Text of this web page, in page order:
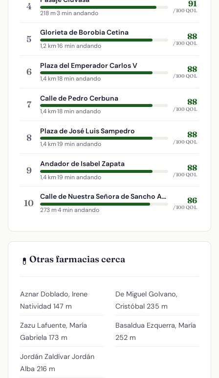
4
218 m·3 min andando
91
/100 QOL
5
Glorieta de Borobia Cetina
1,2 km·16 min andando
88
/100 QOL
6
Plaza del Emperador Carlos V
1,4 km·18 min andando
88
/100 QOL
7
Calle de Pedro Cerbuna
1,4 km·18 min andando
88
/100 QOL
8
Plaza de José Luis Sampedro
1,4 km·19 min andando
88
/100 QOL
9
Andador de Isabel Zapata
1,4 km·19 min andando
88
/100 QOL
10
Calle de Nuestra Señora de Sancho Abarca
273 m·4 min andando
86
/100 QOL
💊 Otras farmacias cerca
Aznar Doblado, Irene
Natividad 147 m
Zazu Lafuente, María
Gabriela 173 m
Jordán Zaldívar Jordán
Alba 216 m
De Miguel Golvano,
Cristóbal 235 m
Basaldua Ezquerra, María
252 m